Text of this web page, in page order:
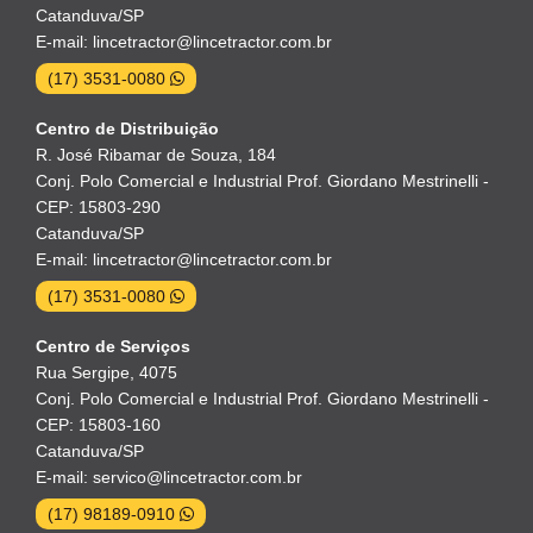
Catanduva/SP
E-mail: lincetractor@lincetractor.com.br
(17) 3531-0080
Centro de Distribuição
R. José Ribamar de Souza, 184
Conj. Polo Comercial e Industrial Prof. Giordano Mestrinelli -
CEP: 15803-290
Catanduva/SP
E-mail: lincetractor@lincetractor.com.br
(17) 3531-0080
Centro de Serviços
Rua Sergipe, 4075
Conj. Polo Comercial e Industrial Prof. Giordano Mestrinelli -
CEP: 15803-160
Catanduva/SP
E-mail: servico@lincetractor.com.br
(17) 98189-0910